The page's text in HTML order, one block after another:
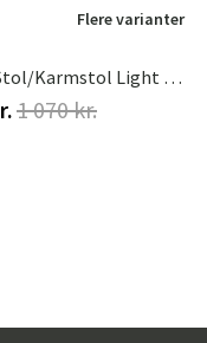
Flere varianter
Delia Stol/Karmstol Light Grey
1 070 kr.